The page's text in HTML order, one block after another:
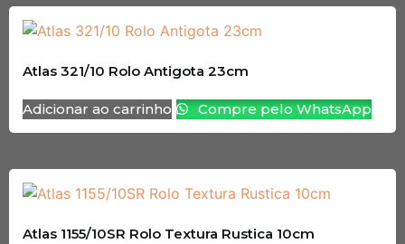
Atlas 321/10 Rolo Antigota 23cm
Adicionar ao carrinho Compre pelo WhatsApp
Atlas 1155/10SR Rolo Textura Rustica 10cm